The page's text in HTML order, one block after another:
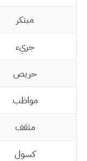
مبتكر
جريء
حريص
مواظب
مثقف
كسول